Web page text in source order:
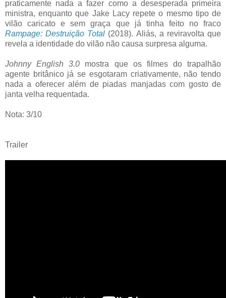
praticamente nada a fazer como a desesperada primeira
ministra, enquanto que Jake Lacy repete o mesmo tipo de
vilão caricato e sem graça que já tinha feito no fraco
Rampage: Destruição Total (2018). Aliás, a reviravolta que
revela a identidade do vilão não causa surpresa alguma.
Johnny English 3.0 mostra que os filmes do trapalhão
agente britânico já se esgotaram criativamente, não tendo
nada a oferecer além de piadas manjadas com gosto de
janta velha requentada.
Nota: 3/10
Trailer